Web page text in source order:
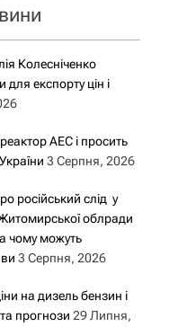
у
Колесніченко
експорту цін і
АЕС і просить
3 Серпня, 2026
російський слід у
Житомирської облради
чому можуть
3 Серпня, 2026
на дизель бензин і
прогнози 29 Липня,